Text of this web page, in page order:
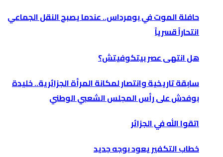
حافلة الموت في بومرداس.. عندما يصبح النقل الجماعي
انتحاراً قسرياً
هل انتهى عصر بيتكوفيتش؟
سابقة تاريخية وانتصار لمكانة المرأة الجزائرية.. خليدة
بوفدش على رأس المجلس الشعبي الوطني
اتقوا الله في الجزائر
خطاب التكفير يعود بوجه جديد